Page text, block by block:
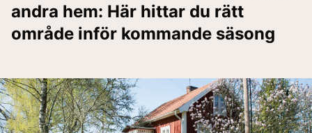
andra hem: Här hittar du rätt
område inför kommande säsong